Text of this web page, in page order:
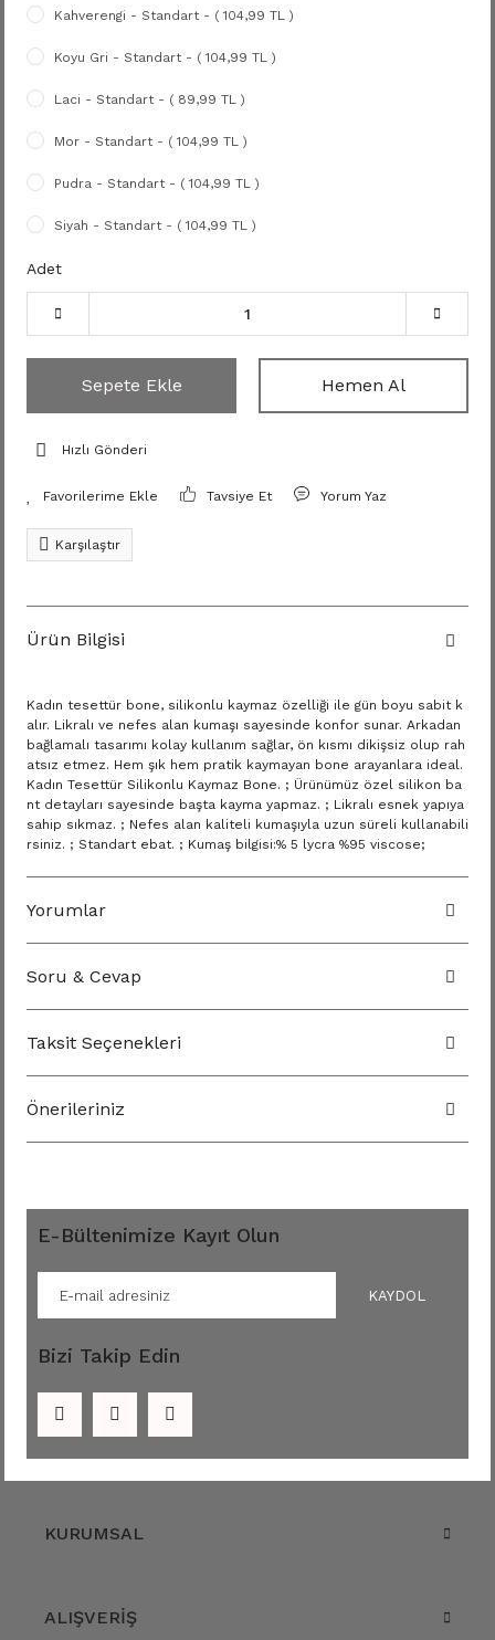
Kahverengi - Standart - ( 104,99 TL )
Koyu Gri - Standart - ( 104,99 TL )
Laci - Standart - ( 89,99 TL )
Mor - Standart - ( 104,99 TL )
Pudra - Standart - ( 104,99 TL )
Siyah - Standart - ( 104,99 TL )
Adet
Sepete Ekle Hemen Al
Hızlı Gönderi
Tavsiye Et Yorum Yaz
Karşılaştır
Ürün Bilgisi
Kadın tesettür bone, silikonlu kaymaz özelliği ile gün boyu sabit k
alır. Likralı ve nefes alan kumaşı sayesinde konfor sunar. Arkadan
bağlamalı tasarımı kolay kullanım sağlar, ön kısmı dikişsiz olup rah
atsız etmez. Hem şık hem pratik kaymayan bone arayanlara ideal.
Kadın Tesettür Silikonlu Kaymaz Bone. ; Ürünümüz özel silikon ba
nt detayları sayesinde başta kayma yapmaz. ; Likralı esnek yapıya
sahip sıkmaz. ; Nefes alan kaliteli kumaşıyla uzun süreli kullanabili
rsiniz. ; Standart ebat. ; Kumaş bilgisi:% 5 lycra %95 viscose;
Yorumlar
Soru & Cevap
Taksit Seçenekleri
Önerileriniz
E-Bültenimize Kayıt Olun
KAYDOL
Bizi Takip Edin
KURUMSAL
ALIŞVERİŞ